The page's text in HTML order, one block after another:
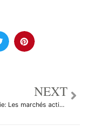
NEXT
Australie: Les marchés actions finissent en baisse; l’indice S&P/ASX 200 recule de 0,03%